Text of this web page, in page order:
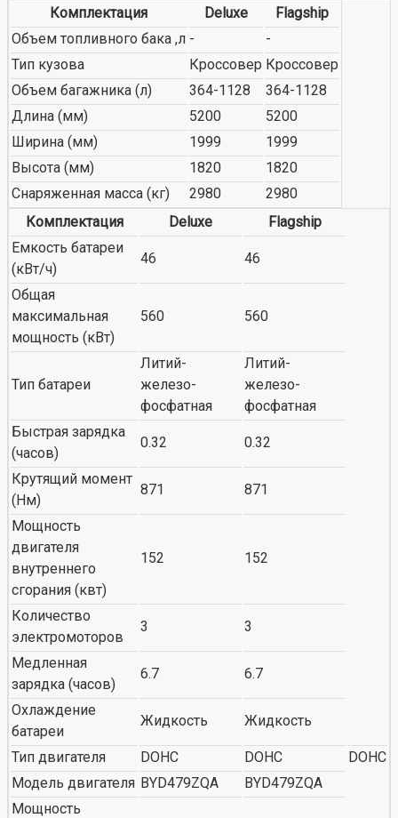
Комплектация
Deluxe
Flagship
Объем топливного бака ,л -
-
Тип кузова
Кроссовер Кроссовер
Объем багажника (л)
364-1128
364-1128
Длина (мм)
5200
5200
Ширина (мм)
1999
1999
Высота (мм)
1820
1820
Снаряженная масса (кг)
2980
2980
Комплектация
Deluxe
Flagship
Емкость батареи
(кВт/ч)
46 46
Общая
максимальная
мощность (кВт)
560 560
Тип батареи
Литий-
железо-
фосфатная
Литий-
железо-
фосфатная
Быстрая зарядка
(часов)
0.32 0.32
Крутящий момент
(Нм)
871 871
Мощность
двигателя
внутреннего
сгорания (квт)
152 152
Количество
электромоторов
3 3
Медленная
зарядка (часов)
6.7 6.7
Охлаждение
батареи
Жидкость Жидкость
Тип двигателя DOHC DOHC
DOHC
Модель двигателя BYD479ZQA
BYD479ZQA
Мощность